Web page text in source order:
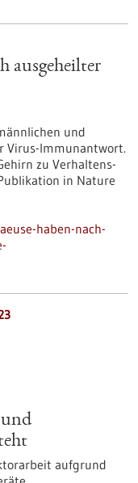
ausgeheilter
und
Virus-Immunantwort.
zu Verhaltens-
in Nature
haben-nach-
aufgrund